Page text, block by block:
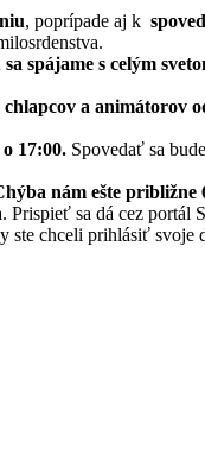
, poprípade aj k
sa spájame s celým
chlapcov a animátorov
o 17:00. Spovedať sa
nám ešte približne
sa dá cez portál
ste chceli prihlásiť svoje